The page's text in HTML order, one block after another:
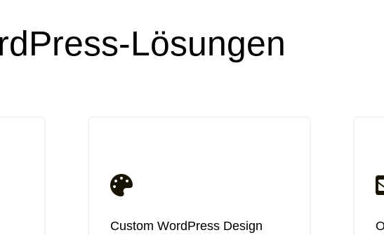
Lösungen

Custom WordPress Design